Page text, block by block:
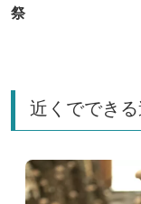
祭
近くででき